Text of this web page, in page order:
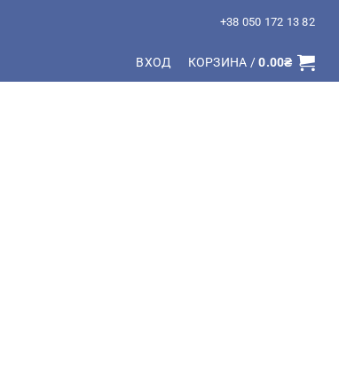
+38 050 172 13 82
ВХОД КОРЗИНА /0.00₴